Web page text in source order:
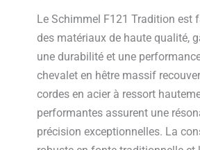
Le Schimmel F121 Tradition est
des matériaux de haute qualité,
une durabilité et une
chevalet en hêtre massif
cordes en acier à ressort
performantes assurent une
précision exceptionnelles. La